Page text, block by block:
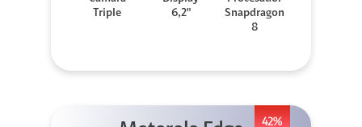
Triple
6,2"
Snapdragon
8
42%